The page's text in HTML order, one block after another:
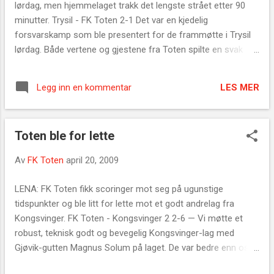
dødball. Nygård brukte hodet og omsatte et
frispark til mål. Mye ros De som hadde tatt
turen til Lena Kunstgressbane torsdag kveld,
ble ikke vitne til noe stort lokalderby. Det var
på gang gikk de seg fast i midtforsvaret til
fo...
lørdag, men hjemmelaget trakk det lengste strået etter 90
minutter. Trysil - FK Toten 2-1 Det var en kjedelig
forsvarskamp som ble presentert for de frammøtte i Trysil
lørdag. Både vertene og gjestene fra Toten spilte en svak
ikke som om noen av lagene hadde den helt store dagen, og
det var en dårlig tredjedivisjonskamp. Sluttresultatet kunne
på måte like fort vært uavgjort, men Trysil har flere sjanser
sier Vidar Buflaten i FK Toten. Trysil - FK Toten 2 -1 (0-0)
beste: Bjørn Førde Gule kort: Ett til Trysil Dommer: Roy K.
Monten Solheim, Sebastian Hjelmtvedt, Bjørn Førde, Lars
Henvold - Audun Buflaten, Trond Aass (Anders
Lundstadsveen fra 75 min), Ole Jonas Liereng - Kim Furulund
Legg inn en kommentar LES MER
Toten ble for lette
Av FK Toten april 20, 2009
LENA: FK Toten fikk scoringer mot seg på ugunstige
tidspunkter og ble litt for lette mot et godt andrelag fra
Kongsvinger. FK Toten - Kongsvinger 2 2-6 — Vi møtte et
robust, teknisk godt og bevegelig Kongsvinger-lag med
Gjøvik-gutten Magnus Solum på laget. De var bedre enn oss.